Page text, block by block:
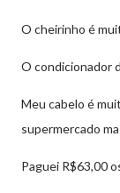
O cheirinho é
O condicionador
Meu cabelo é
supermercado
Paguei R$63,00